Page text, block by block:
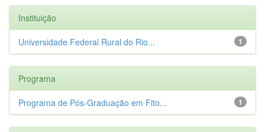
Instituição
1
Universidade Federal Rural do Rio...
Programa
1
Programa de Pós-Graduação em Fito...